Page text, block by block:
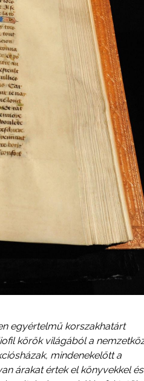
egyértelmű korszakhatárt
körök világából a
mindenekelőtt a
árakat értek el könyvekkel és